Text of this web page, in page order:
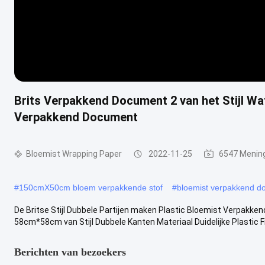
Brits Verpakkend Document 2 van het Stijl
Verpakkend Document
Bloemist Wrapping Paper 2022-11-25 6547
#150cmX50cm bloem verpakkende stof #bloemist verpakkend
De Britse Stijl Dubbele Partijen maken Plastic Bloemist
58cm*58cm van Stijl Dubbele Kanten Materiaal Duidelijke Plastic
Berichten van bezoekers